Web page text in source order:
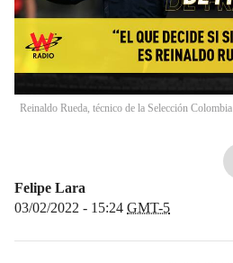
Reinaldo Rueda, técnico de la Selección Colombia
Felipe Lara
03/02/2022 - 15:24 GMT-5